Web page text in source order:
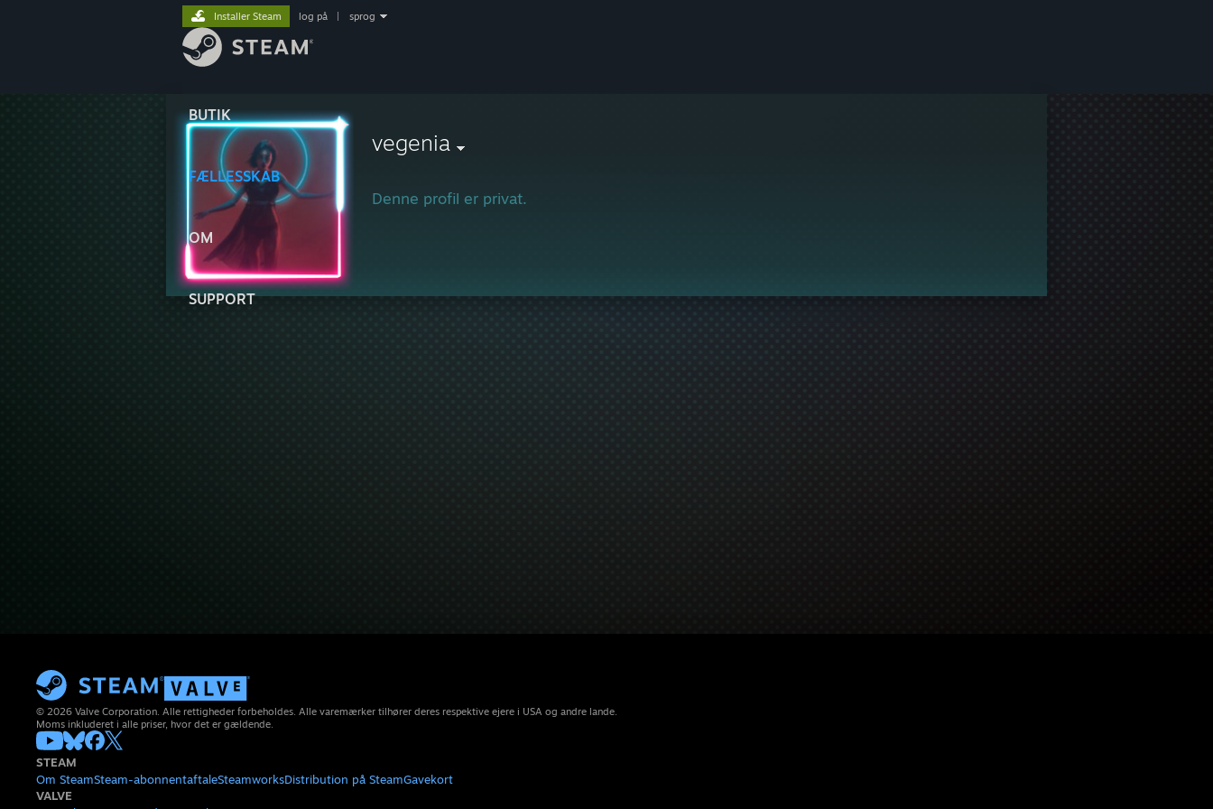
BUTIK
FÆLLESSKAB
OM
SUPPORT
Installer Steam log på sprog
vegenia
Denne profil er privat.
© 2026 Valve Corporation. Alle rettigheder forbeholdes. Alle varemærker tilhører deres respektive ejere i USA og andre lande.
Moms inkluderet i alle priser, hvor det er gældende.
STEAM
Om SteamSteam-abonnentaftaleSteamworksDistribution på SteamGavekort
VALVE